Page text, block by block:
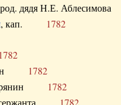
дядя Н.Е.
, кап. 1782
1782
1782
1782
сержанта 1782